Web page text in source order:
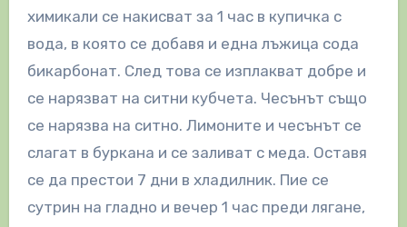
химикали се накисват за 1 час в купичка с
вода, в която се добавя и една лъжица сода
бикарбонат. След това се изплакват добре и
се нарязват на ситни кубчета. Чесънът също
се нарязва на ситно. Лимоните и чесънът се
слагат в буркана и се заливат с меда. Оставя
се да престои 7 дни в хладилник. Пие се
сутрин на гладно и вечер 1 час преди лягане,